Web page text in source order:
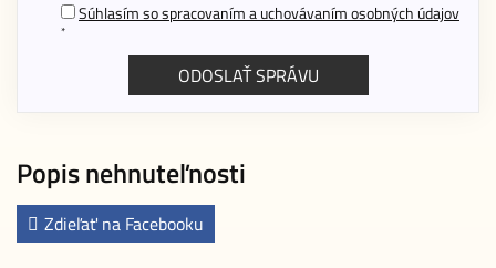
Popis nehnuteľnosti
Zdieľať na Facebooku
Súhlasím so spracovaním a uchovávaním osobných údajov
*